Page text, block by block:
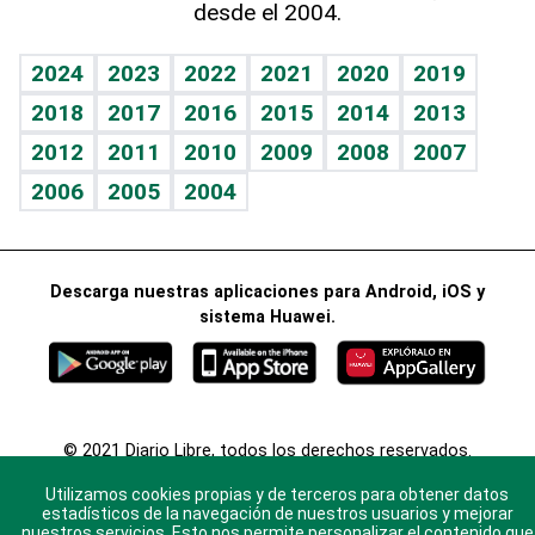
Vida y familia
Eñe
Celebrando la vida
Sin complejos
En pocas palabras
Escuchando al corazón
Economía Personal
BRV
TBT Deportivo
Más firmas
Guía del dinero
Horóscopos
Juegos
desde el 2004.
2024 2023 2022 2021 2020
2019
2018
2017 2016 2015 2014
2013
2012
2011 2010 2009 2008
2007
2006
2005 2004
Descarga nuestras aplicaciones para Android, iOS y
sistema Huawei.
© 2021 Diario Libre, todos los derechos reservados.
nosotros y conoce más sobre Diario Libre
Utilizamos cookies propias y de terceros para obtener datos
estadísticos de la navegación de nuestros usuarios y mejorar